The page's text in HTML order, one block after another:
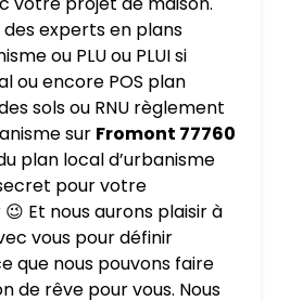
des experts en plans
ou PLU ou PLUI si
ou encore POS plan
sols ou RNU règlement
sur Fromont 77760
plan local d’urbanisme
pour votre
Et nous aurons plaisir à
vous pour définir
que nous pouvons faire
de rêve pour vous. Nous